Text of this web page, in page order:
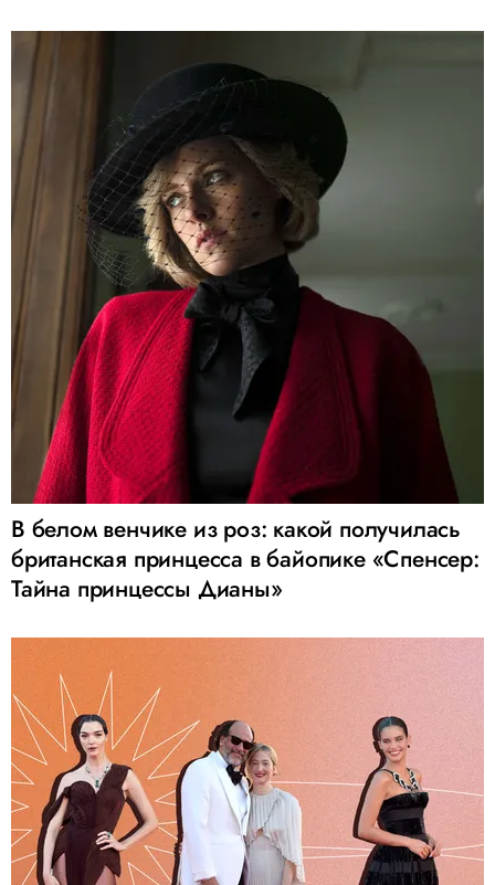
В белом венчике из роз: какой получилась
британская принцесса в байопике «Спенсер:
Тайна принцессы Дианы»